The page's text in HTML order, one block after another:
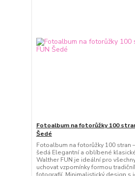
Fotoalbum na fotorůžky 100
Šedé
Fotoalbum na fotorůžky 100 stran
šedá Elegantní a oblíbené
Walther FUN je ideální pro
uchovat vzpomínky formou